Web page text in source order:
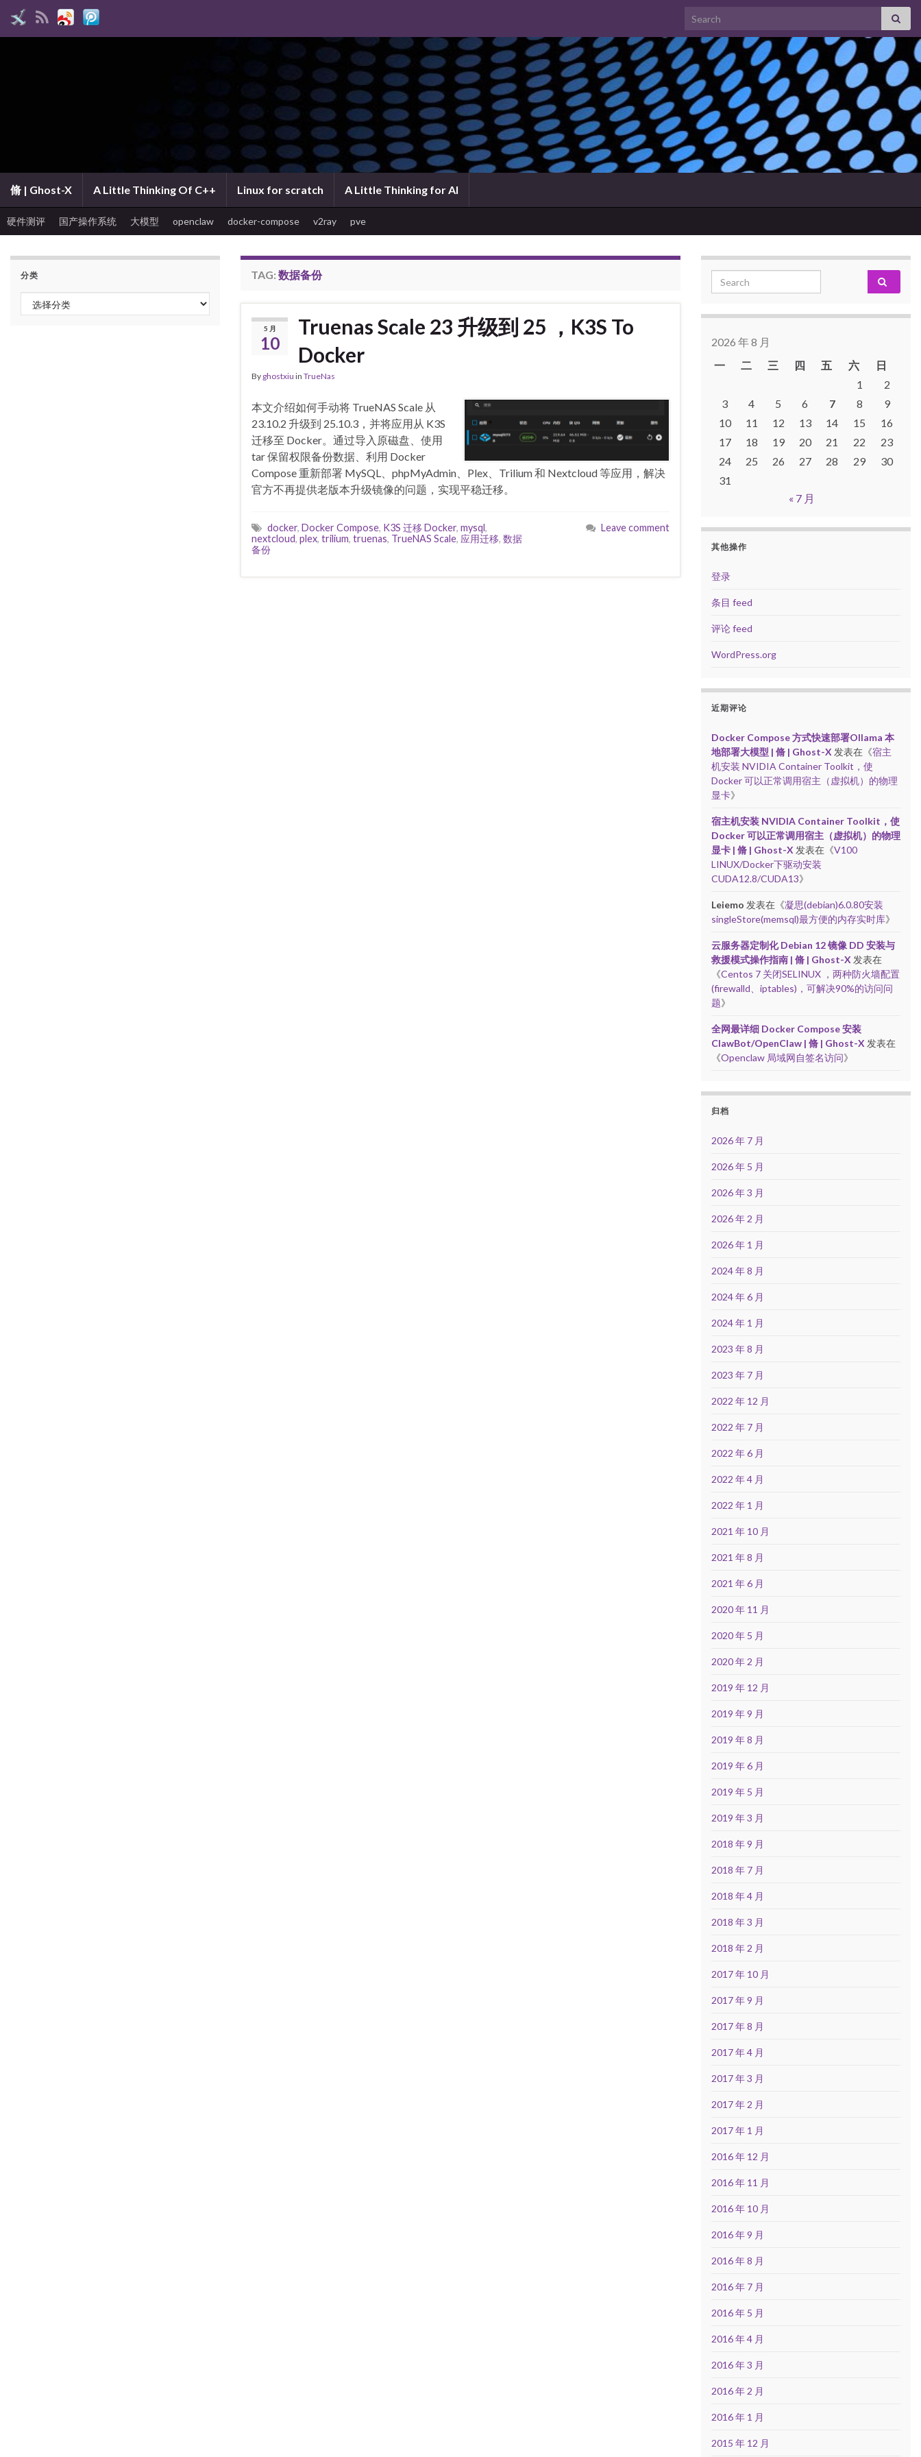
Search for:
脩 | Ghost-X A Little Thinking Of C++ Linux for scratch A Little Thinking for AI
硬件测评 国产操作系统 大模型 openclaw docker-compose v2ray pve
分类
分类
TAG: 数据备份
5 月
10
Truenas Scale 23 升级到 25 ，K3S To
Docker
By ghostxiu in TrueNas
本文介绍如何手动将 TrueNAS Scale 从
23.10.2 升级到 25.10.3，并将应用从 K3S
迁移至 Docker。通过导入原磁盘、使用
tar 保留权限备份数据、利用 Docker
Compose 重新部署 MySQL、phpMyAdmin、Plex、Trilium 和 Nextcloud 等应用，解决
官方不再提供老版本升级镜像的问题，实现平稳迁移。
docker, Docker Compose, K3S 迁移 Docker, mysql,
nextcloud, plex, trilium, truenas, TrueNAS Scale, 应用迁移, 数据
备份
Leave comment
Search for:
2026 年 8 月
一
二 三 四 五 六
日
1
2
3
4 5 6 7 8
9
10
11 12 13 14 15
16
17
18 19 20 21 22
23
24
25 26 27 28 29
30
31
« 7 月
其他操作
登录
条目 feed
评论 feed
WordPress.org
近期评论
Docker Compose 方式快速部署Ollama 本
地部署大模型 | 脩 | Ghost-X 发表在《宿主
机安装 NVIDIA Container Toolkit，使
Docker 可以正常调用宿主（虚拟机）的物理
显卡》
宿主机安装 NVIDIA Container Toolkit，使
Docker 可以正常调用宿主（虚拟机）的物理
显卡 | 脩 | Ghost-X 发表在《V100
LINUX/Docker下驱动安装
CUDA12.8/CUDA13》
Leiemo 发表在《凝思(debian)6.0.80安装
singleStore(memsql)最方便的内存实时库》
云服务器定制化 Debian 12 镜像 DD 安装与
救援模式操作指南 | 脩 | Ghost-X 发表在
《Centos 7 关闭SELINUX ，两种防火墙配置
(firewalld、iptables)，可解决90%的访问问
题》
全网最详细 Docker Compose 安装
ClawBot/OpenClaw | 脩 | Ghost-X 发表在
《Openclaw 局域网自签名访问》
归档
2026 年 7 月
2026 年 5 月
2026 年 3 月
2026 年 2 月
2026 年 1 月
2024 年 8 月
2024 年 6 月
2024 年 1 月
2023 年 8 月
2023 年 7 月
2022 年 12 月
2022 年 7 月
2022 年 6 月
2022 年 4 月
2022 年 1 月
2021 年 10 月
2021 年 8 月
2021 年 6 月
2020 年 11 月
2020 年 5 月
2020 年 2 月
2019 年 12 月
2019 年 9 月
2019 年 8 月
2019 年 6 月
2019 年 5 月
2019 年 3 月
2018 年 9 月
2018 年 7 月
2018 年 4 月
2018 年 3 月
2018 年 2 月
2017 年 10 月
2017 年 9 月
2017 年 8 月
2017 年 4 月
2017 年 3 月
2017 年 2 月
2017 年 1 月
2016 年 12 月
2016 年 11 月
2016 年 10 月
2016 年 9 月
2016 年 8 月
2016 年 7 月
2016 年 5 月
2016 年 4 月
2016 年 3 月
2016 年 2 月
2016 年 1 月
2015 年 12 月